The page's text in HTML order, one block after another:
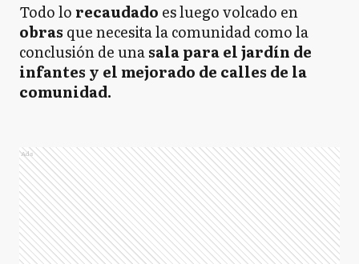
Todo lo recaudado es luego volcado en
obras que necesita la comunidad como la
conclusión de unasala para el jardín de
infantes y el mejorado de calles de la
comunidad.
Ads